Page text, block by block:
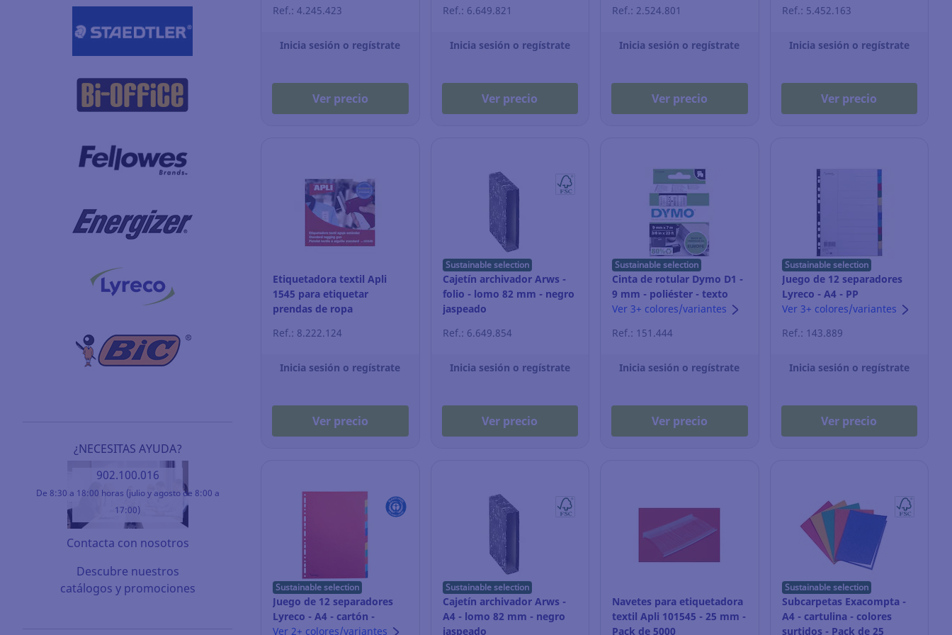
¿NECESITAS AYUDA?
902.100.016
De 8:30 a 18:00 horas (julio y agosto de 8:00 a
17:00)
Contacta con nosotros
Descubre nuestros
catálogos y promociones
Ref.: 4.245.423
Inicia sesión o regístrate
Ver precio
Ref.: 6.649.821
Inicia sesión o regístrate
Ver precio
Ref.: 2.524.801
Inicia sesión o regístrate
Ver precio
Ref.: 5.452.163
Inicia sesión o regístrate
Ver precio
Etiquetadora textil Apli
1545 para etiquetar
prendas de ropa
Ref.: 8.222.124
Inicia sesión o regístrate
Ver precio
Sustainable selection
Cajetín archivador Arws -
folio - lomo 82 mm - negro
jaspeado
Ref.: 6.649.854
Inicia sesión o regístrate
Ver precio
Sustainable selection
Cinta de rotular Dymo D1 -
9 mm - poliéster - texto
negro/fondo blanco
Ver 3+ colores/variantes
Ref.: 151.444
Inicia sesión o regístrate
Ver precio
Sustainable selection
Juego de 12 separadores
Lyreco - A4 - PP
Ver 3+ colores/variantes
Ref.: 143.889
Inicia sesión o regístrate
Ver precio
Sustainable selection
Juego de 12 separadores
Lyreco - A4 - cartón -
surtido
Ver 2+ colores/variantes
Sustainable selection
Cajetín archivador Arws -
A4 - lomo 82 mm - negro
jaspeado
Navetes para etiquetadora
textil Apli 101545 - 25 mm -
Pack de 5000
Sustainable selection
Subcarpetas Exacompta -
A4 - cartulina - colores
surtidos - Pack de 25